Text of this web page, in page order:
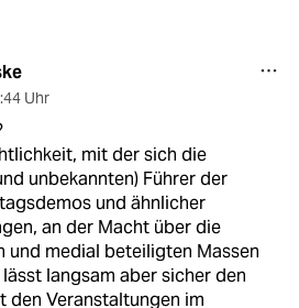
Uhr
mit der sich die
unbekannten) Führer der
und ähnlicher
an der Macht über die
und medial beteiligten Massen
langsam aber sicher den
den Veranstaltungen im